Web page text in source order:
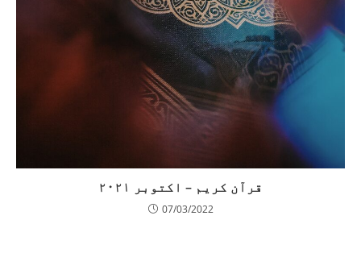
قرآن کریم – اکتوبر ۲۰۲۱
07/03/2022